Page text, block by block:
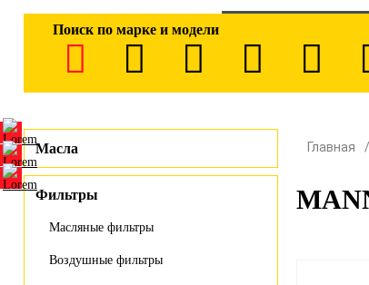
Поиск по марке и модели
Масла
Фильтры
Масляные фильтры
Воздушные фильтры
Главная